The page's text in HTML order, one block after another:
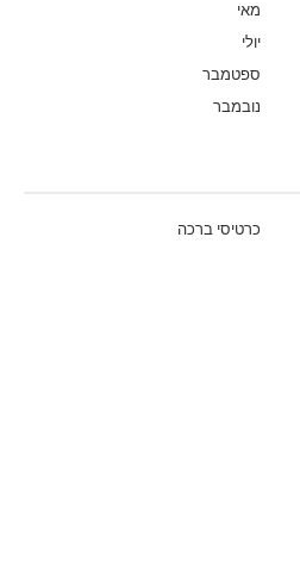
מאי
יולי
ספטמבר
נובמבר
כרטיסי ברכה